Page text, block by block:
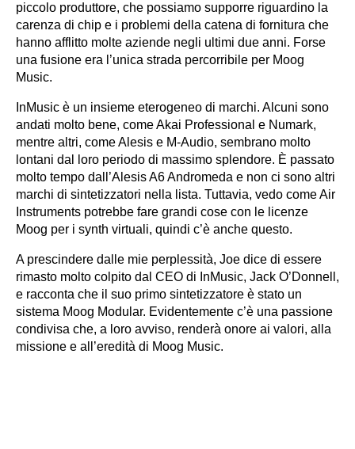
piccolo produttore, che possiamo supporre riguardino la
carenza di chip e i problemi della catena di fornitura che
hanno afflitto molte aziende negli ultimi due anni. Forse
una fusione era l’unica strada percorribile per Moog
Music.
InMusic è un insieme eterogeneo di marchi. Alcuni sono
andati molto bene, come Akai Professional e Numark,
mentre altri, come Alesis e M-Audio, sembrano molto
lontani dal loro periodo di massimo splendore. È passato
molto tempo dall’Alesis A6 Andromeda e non ci sono altri
marchi di sintetizzatori nella lista. Tuttavia, vedo come Air
Instruments potrebbe fare grandi cose con le licenze
Moog per i synth virtuali, quindi c’è anche questo.
A prescindere dalle mie perplessità, Joe dice di essere
rimasto molto colpito dal CEO di InMusic, Jack O’Donnell,
e racconta che il suo primo sintetizzatore è stato un
sistema Moog Modular. Evidentemente c’è una passione
condivisa che, a loro avviso, renderà onore ai valori, alla
missione e all’eredità di Moog Music.